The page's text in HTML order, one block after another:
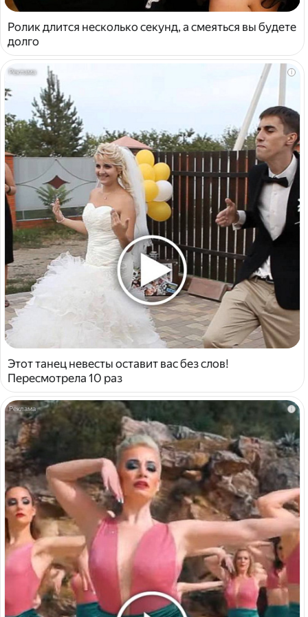
Ролик длится несколько секунд, а смеяться вы будете
долго
i
Этот танец невесты оставит вас без слов!
Пересмотрела 10 раз
i